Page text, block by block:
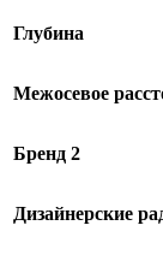
Глубина
Межосевое
Бренд 2
Дизайнерские